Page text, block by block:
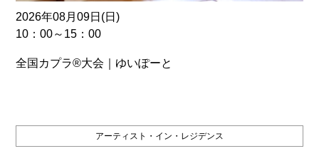
2026年08月09日(日)
10：00～15：00
全国カプラ®大会｜ゆいぽーと
アーティスト・イン・レジデンス